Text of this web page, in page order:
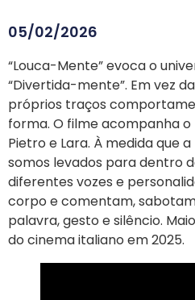
05/02/2026
“Louca-Mente” evoca o
“Divertida-mente”. Em vez
próprios traços
forma. O filme acompanha
Pietro e Lara. À medida que
somos levados para dentro
diferentes vozes e
corpo e comentam,
palavra, gesto e silêncio.
do cinema italiano em 2025.